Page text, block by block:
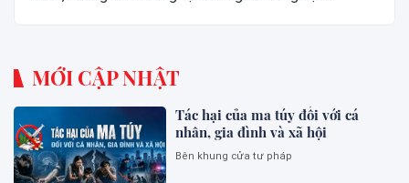
MỚI CẬP NHẬT
Tác hại của ma túy đối với cá
nhân, gia đình và xã hội
Bên khung cửa tư pháp